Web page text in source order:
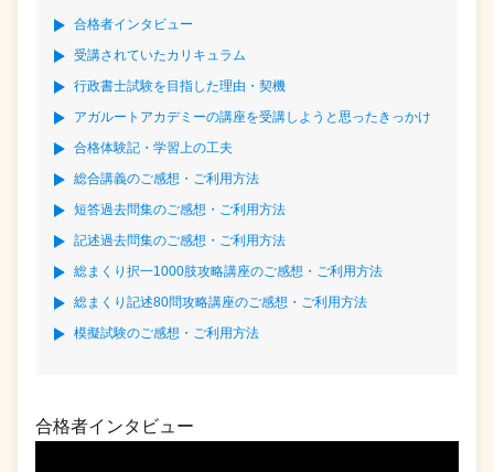
合格者インタビュー
受講されていたカリキュラム
行政書士試験を目指した理由・契機
アガルートアカデミーの講座を受講しようと思ったきっかけ
合格体験記・学習上の工夫
総合講義のご感想・ご利用方法
短答過去問集のご感想・ご利用方法
記述過去問集のご感想・ご利用方法
総まくり択一1000肢攻略講座のご感想・ご利用方法
総まくり記述80問攻略講座のご感想・ご利用方法
模擬試験のご感想・ご利用方法
合格者インタビュー